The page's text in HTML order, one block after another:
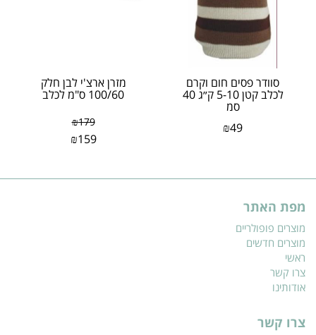
סוודר פסים חום וקרם
לכלב קטן 5-10 ק״ג 40
סמ
₪49
מזרן ארצ'י לבן חלק
100/60 ס"מ לכלב
₪179
₪159
מפת האתר
מוצרים פופולריים
מוצרים חדשים
ראשי
צרו קשר
אודותינו
צרו קשר